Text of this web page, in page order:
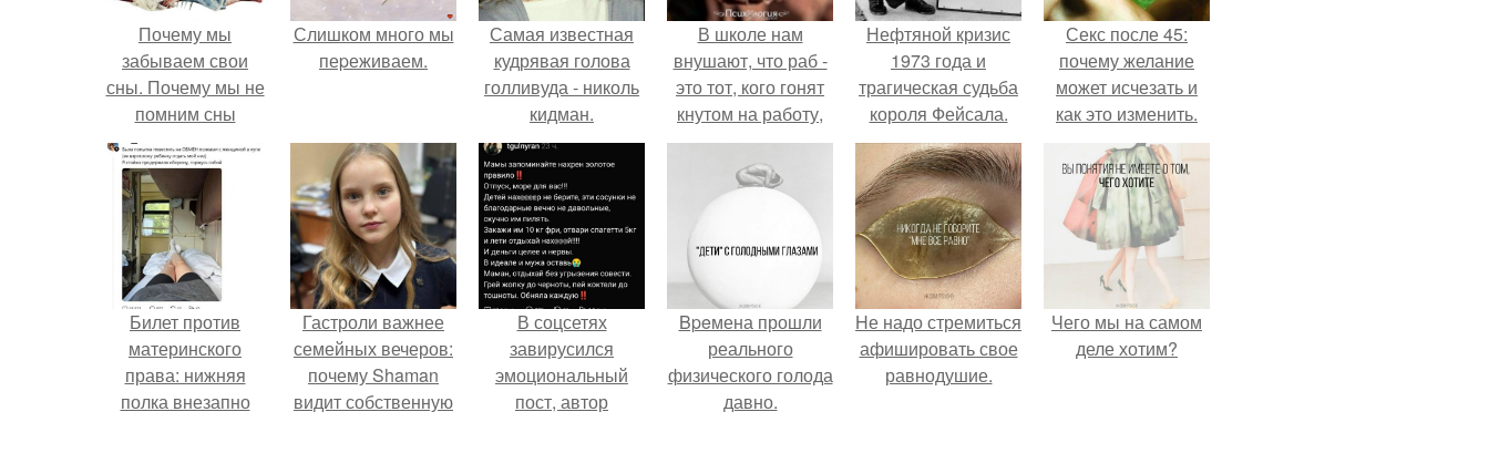
Почему мы
забываем свои
сны. Почему мы не
помним сны
Слишком много мы
пеpеживаем.
Самая известная
кудрявая голова
голливуда - николь
кидман.
В школе нам
внушают, что раб -
это тот, кого гонят
кнутом на работу,
плохо кормят и в
любой момент
могут убить.
Нефтяной кризис
1973 года и
трагическая судьба
короля Фейсала.
Секс после 45:
почему желание
может исчезать и
как это изменить.
Билет против
материнского
права: нижняя
полка внезапно
Гастроли важнее
семейных вечеров:
почему Shaman
видит собственную
В соцсетях
завирусился
эмоциональный
пост, автор
Bpeмена прошли
реального
физического голода
давно.
Hе надо стремиться
афишировать свое
равнодушие.
Чего мы на самом
деле хотим?